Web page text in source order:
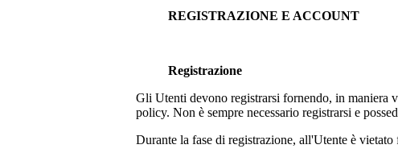
REGISTRAZIONE E ACCOUNT
Registrazione
Gli Utenti devono registrarsi fornendo, in maniera
policy. Non è sempre necessario registrarsi e
Durante la fase di registrazione, all'Utente è